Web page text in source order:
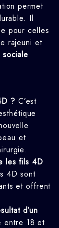
permet
Il
pour celles
rajeuni et
? C’est
et
les fils 4D
4D sont
et offrent
d’un
entre 18 et